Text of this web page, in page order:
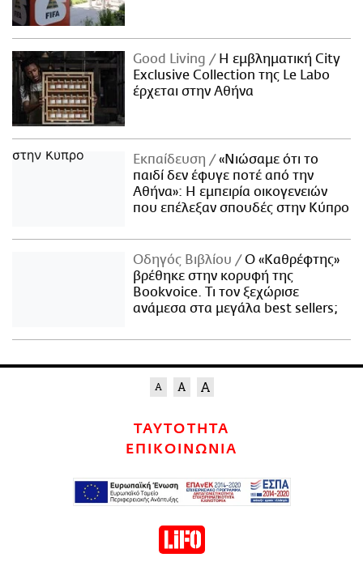
Good Living
Η εμβληματική City
Exclusive Collection της Le Labo
έρχεται στην Αθήνα
Εκπαίδευση
«Νιώσαμε ότι το
παιδί δεν έφυγε ποτέ από την
Αθήνα»: Η εμπειρία οικογενειών
που επέλεξαν σπουδές στην Κύπρο
Οδηγός Βιβλίου
Ο «Καθρέφτης»
βρέθηκε στην κορυφή της
Bookvoice. Τι τον ξεχώρισε
ανάμεσα στα μεγάλα best sellers;
ΤΑΥΤΟΤΗΤΑ
ΕΠΙΚΟΙΝΩΝΙΑ